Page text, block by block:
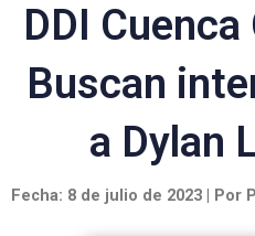
DDI
Buscan
a Dylan
Fecha: 8 de julio de 2023 | Por